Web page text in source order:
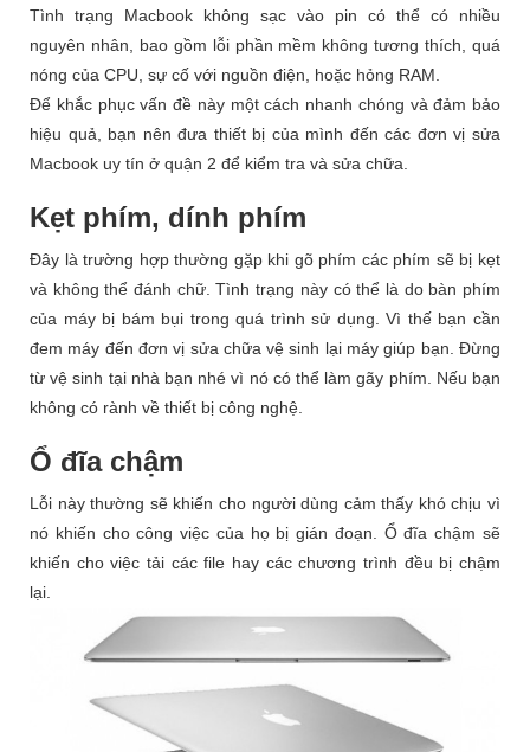
Tình trạng Macbook không sạc vào pin có thể có nhiều
nguyên nhân, bao gồm lỗi phần mềm không tương thích, quá
nóng của CPU, sự cố với nguồn điện, hoặc hỏng RAM.
Để khắc phục vấn đề này một cách nhanh chóng và đảm bảo
hiệu quả, bạn nên đưa thiết bị của mình đến các đơn vị sửa
Macbook uy tín ở quận 2 để kiểm tra và sửa chữa.
Kẹt phím, dính phím
Đây là trường hợp thường gặp khi gõ phím các phím sẽ bị kẹt
và không thể đánh chữ. Tình trạng này có thể là do bàn phím
của máy bị bám bụi trong quá trình sử dụng. Vì thế bạn cần
đem máy đến đơn vị sửa chữa vệ sinh lại máy giúp bạn. Đừng
từ vệ sinh tại nhà bạn nhé vì nó có thể làm gãy phím. Nếu bạn
không có rành về thiết bị công nghệ.
Ổ đĩa chậm
Lỗi này thường sẽ khiến cho người dùng cảm thấy khó chịu vì
nó khiến cho công việc của họ bị gián đoạn. Ổ đĩa chậm sẽ
khiến cho việc tải các file hay các chương trình đều bị chậm
lại.